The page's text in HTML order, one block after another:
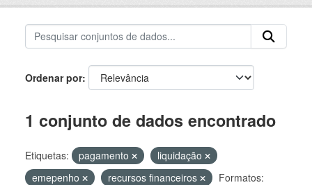
Ordenar por
1 conjunto de dados encontrado
Etiquetas: pagamento
liquidação
emepenho
recursos financeiros
Formatos: